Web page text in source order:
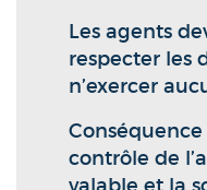
Les agents
respecter les
n’exercer
contrôle de